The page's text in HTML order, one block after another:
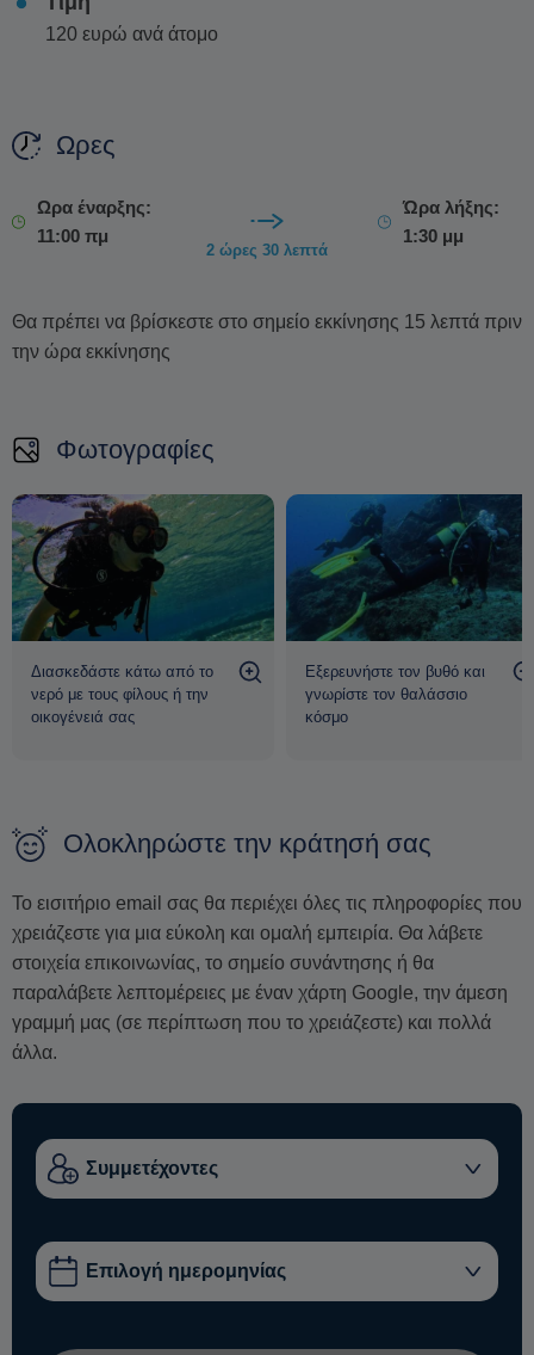
120 ευρώ ανά άτομο
Ωρες
Ωρα έναρξης:
11:00 πμ
2 ώρες 30 λεπτά
Ώρα λήξης:
1:30 μμ
Θα πρέπει να βρίσκεστε στο σημείο εκκίνησης 15 λεπτά πριν
την ώρα εκκίνησης
Φωτογραφίες
Διασκεδάστε κάτω από το
νερό με τους φίλους ή την
οικογένειά σας
Εξερευνήστε τον βυθό και
γνωρίστε τον θαλάσσιο
κόσμο
Ολοκληρώστε την κράτησή σας
Το εισιτήριο email σας θα περιέχει όλες τις πληροφορίες που
χρειάζεστε για μια εύκολη και ομαλή εμπειρία. Θα λάβετε
στοιχεία επικοινωνίας, το σημείο συνάντησης ή θα
παραλάβετε λεπτομέρειες με έναν χάρτη Google, την άμεση
γραμμή μας (σε περίπτωση που το χρειάζεστε) και πολλά
άλλα.